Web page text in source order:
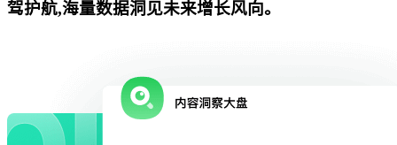
驾护航,海量数据洞见未来增长风向。